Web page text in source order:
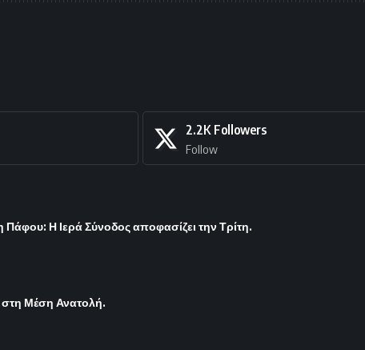
2.2K Followers
Follow
Η Ιερά Σύνοδος αποφασίζει την Τρίτη.
στη Μέση Ανατολή.